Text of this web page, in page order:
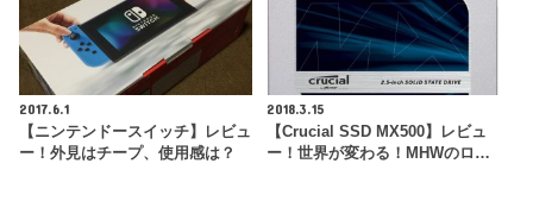
2017.6.1
【ニンテンドースイッチ】レビュ
ー！外見はチープ、使用感は？
2018.3.15
【Crucial SSD MX500】レビュ
ー！世界が変わる！MHWのロ…